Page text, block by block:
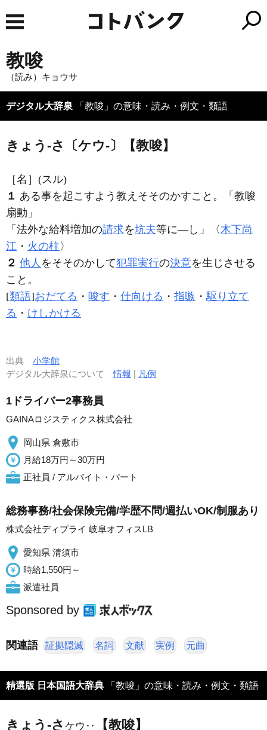
教唆
（読み）キョウサ
デジタル大辞泉 「教唆」の意味・読み・例文・類語
きょう‐さ〔ケウ‐〕【教唆】
［名］ (スル)
１ ある事を起こすよう教えそそのかすこと。「 教唆
扇動」
「法外な給料増加の請求を坑夫等に―し」〈木下尚
江 ・ 火の柱 〉
２ 他人 をそそのかして犯罪実行の決意を生じさせる
こと。
[類語]おだてる ・ 唆す ・ 仕向ける ・ 指嗾 ・駆り立て
る ・ けしかける
出典 小学館
デジタル大辞泉について情報 | 凡例
1ドライバー2事務員
GAINAロジスティクス株式会社
岡山県 倉敷市
月給18万円～30万円
正社員 / アルバイト・パート
総務事務/社会保険完備/学歴不問/週払いOK/制服あり
株式会社ディプライ 岐阜オフィスLB
愛知県 清須市
時給1,550円～
派遣社員
Sponsored by
関連語 証拠隠滅 名詞 文献 実例 元曲
精選版 日本国語大辞典 「教唆」の意味・読み・例文・類語
きょう‐さ ケウ‥ 【教唆】